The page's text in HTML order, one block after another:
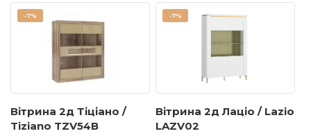
-7%
Вітрина 2д Тіціано /
Tiziano TZV54B
-7%
Вітрина 2д Лаціо / Lazio
LAZV02